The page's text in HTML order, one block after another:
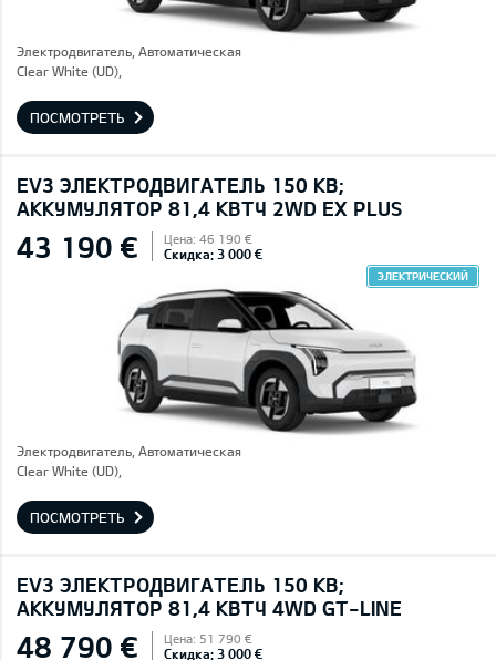
Электродвигатель, Автоматическая
Clear White (UD),
ПОСМОТРЕТЬ
EV3 ЭЛЕКТРОДВИГАТЕЛЬ 150 КВ;
AККУМУЛЯТОР 81,4 КВТЧ 2WD EX PLUS
43 190 € Цена: 46 190 €
Скидка: 3 000 €
ЭЛЕКТРИЧЕСКИЙ
Электродвигатель, Автоматическая
Clear White (UD),
ПОСМОТРЕТЬ
EV3 ЭЛЕКТРОДВИГАТЕЛЬ 150 КВ;
AККУМУЛЯТОР 81,4 КВТЧ 4WD GT-LINE
48 790 € Цена: 51 790 €
Скидка: 3 000 €